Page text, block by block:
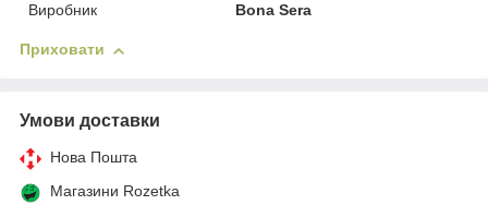
Виробник
Bona Sera
Приховати
Умови доставки
Нова Пошта
Магазини Rozetka